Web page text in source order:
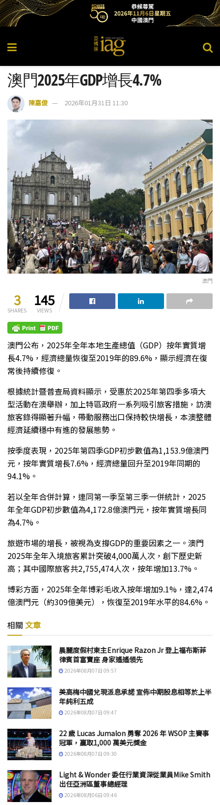
澳門2025年GDP增長4.7%
陳嘉俊 2026年01月31日 11:30
澳門
3
SHARES
145
VIEWS
澳門公布，2025年全年本地生產總值（GDP）按年實質增
長4.7%，經濟總量恢復至2019年的89.6%，顯示經濟在復
常後持續修復。
根據統計暨普查局資料顯示，受惠於2025年第四季多項大
型活動在澳舉辦，加上特區政府一系列吸引旅客措施，訪澳
旅客錄得顯著升幅，帶動服務出口保持較快增長，本澳整體
經濟延續穩中有進的發展態勢。
按季度表現，2025年第四季GDP初步數值為1,153.9億澳門
元，按年實質增長7.6%，經濟總量回升至2019年同期的
94.1%。
若以全年合併計算，連同第一季至第三季一併統計，2025
年全年GDP初步數值為4,172.8億澳門元，按年實質增長同
為4.7%。
旅遊市場的增長，被視為支撐GDP的重要因素之一。澳門
2025年全年入境旅客累計突破4,000萬人次，創下歷史新
高；其中國際旅客共2,755,474人次，按年增加13.7%。
博彩方面，2025年全年博彩毛收入按年增加9.1%，達2,474
億澳門元（約309億美元），恢復至2019年水平的84.6%。
相關 文章
晨麗度假村東主Enrique Razon Jr 登上福布斯菲
律賓首富寶座 身家遙遙領先
2026年08月07日 09:57
美高梅中國兌現派息承諾 宣佈中期股息相等於上半
年純利五成
2026年08月07日 09:47
22 歲 Lucas Jumalon 勇奪 2026 年 WSOP 主賽事
冠軍，贏取1,000 萬美元獎金
2026年08月07日 09:30
Light & Wonder 委任行業資深從業員Mike Smith
出任亞洲區董事總經理
2026年08月06日 09:46